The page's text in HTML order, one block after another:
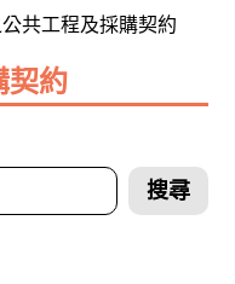
共工程及採購契約
契約
搜尋